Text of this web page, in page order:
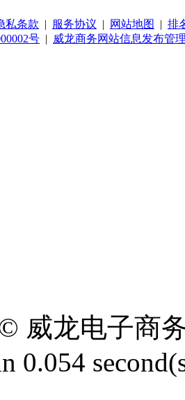
私条款 | 服务协议 | 网站地图 | 排
号 | 威龙商务网站信息发布管
威龙电子商
0.054